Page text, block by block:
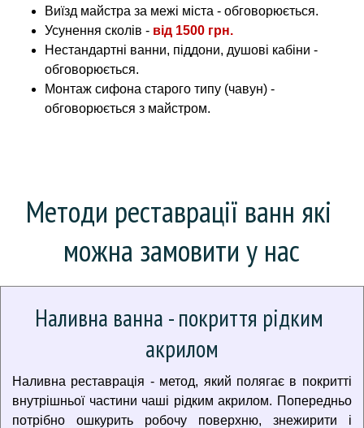
Виїзд майстра за межі міста - обговорюється.
Усунення сколів - від 1500 грн.
Нестандартні ванни, піддони, душові кабіни -
обговорюється.
Монтаж сифона старого типу (чавун) -
обговорюється з майстром.
Методи реставрації ванн які
можна замовити у нас
Наливна ванна - покриття рідким
акрилом
Наливна реставрація - метод, який полягає в покритті
внутрішньої частини чаші рідким акрилом. Попередньо
потрібно ошкурить робочу поверхню, знежирити і